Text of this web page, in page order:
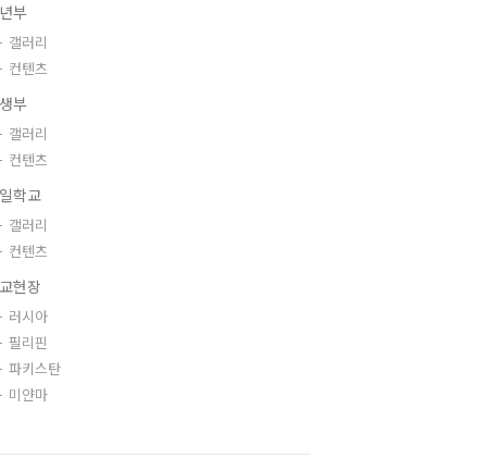
부
갤러리
컨텐츠
부
갤러리
컨텐츠
학교
갤러리
컨텐츠
현장
러시아
필리핀
파키스탄
미얀마